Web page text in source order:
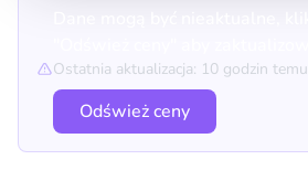
Ostatnia aktualizacja: 10 godzin temu
Odśwież ceny